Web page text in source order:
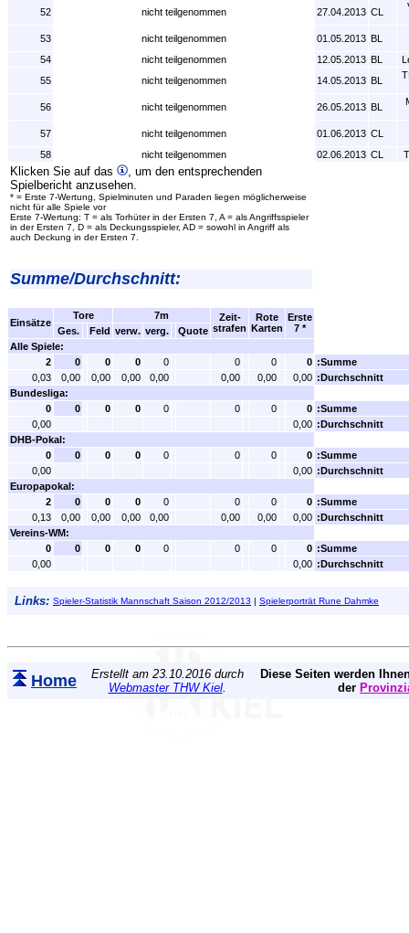
52 nicht teilgenommen 27.04.2013 CL
53 nicht teilgenommen 01.05.2013 BL
54
nicht teilgenommen 12.05.2013 BL
55
nicht teilgenommen 14.05.2013 BL
56 nicht teilgenommen 26.05.2013 BL
57 nicht teilgenommen 01.06.2013 CL
58
nicht teilgenommen 02.06.2013 CL
Klicken Sie auf das
, um den entsprechenden
Spielbericht anzusehen.
* = Erste 7-Wertung, Spielminuten und Paraden liegen möglicherweise
nicht für alle Spiele vor
Erste 7-Wertung: T = als Torhüter in der Ersten 7, A = als Angriffsspieler
in der Ersten 7, D = als Deckungsspieler, AD = sowohl in Angriff als
auch Deckung in der Ersten 7.
Summe/Durchschnitt:
Einsätze
Tore 7m
Zeit-
strafen
Rote
Karten
Erste
7 *
Ges. Feld verw. verg.
Quote
Alle Spiele:
2
0 0 0 0 0 0 0 :Summe
0,03
0,00 0,00 0,00 0,00 0,00 0,00 0,00 :Durchschnitt
Bundesliga:
0
0 0 0 0 0 0 0 :Summe
0,00
0,00 :Durchschnitt
DHB-Pokal:
0
0 0 0 0 0 0 0 :Summe
0,00
0,00 :Durchschnitt
Europapokal:
2
0 0 0 0 0 0 0 :Summe
0,13
0,00 0,00 0,00 0,00 0,00 0,00 0,00 :Durchschnitt
Vereins-WM:
0
0 0 0 0 0 0 0 :Summe
0,00
0,00 :Durchschnitt
Links: Spieler-Statistik Mannschaft Saison 2012/2013 | Spielerporträt Rune Dahmke
Home
Erstellt am 23.10.2016 durch
Webmaster THW Kiel.
Diese Seiten werden
der